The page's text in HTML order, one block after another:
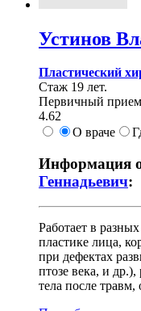
Устинов
Пластический
Стаж 19 лет.
Первичный
4.62
О враче
Информация
Геннадьевич:
Работает в
пластике лица,
при дефектах
птозе века, и
тела после травм,